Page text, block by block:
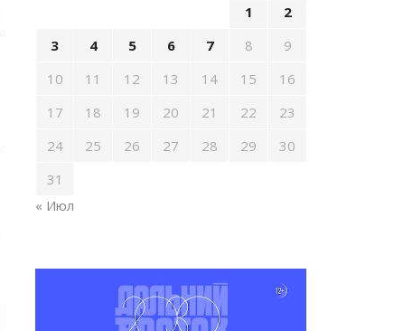
1
2
3
4 5 6 7 8
9
10
11 12 13 14 15
16
17
18 19 20 21 22
23
24
25 26 27 28 29
30
31
« Июл